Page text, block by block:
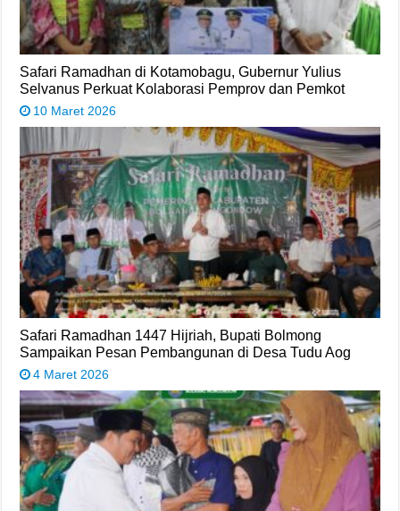
Safari Ramadhan di Kotamobagu, Gubernur Yulius
Selvanus Perkuat Kolaborasi Pemprov dan Pemkot
10 Maret 2026
Safari Ramadhan 1447 Hijriah, Bupati Bolmong
Sampaikan Pesan Pembangunan di Desa Tudu Aog
4 Maret 2026